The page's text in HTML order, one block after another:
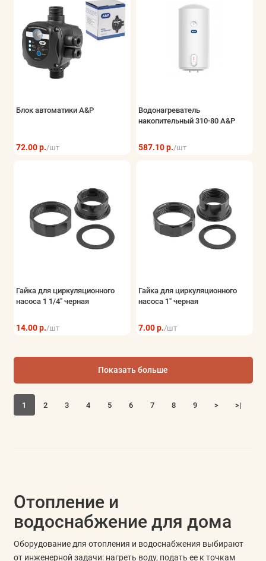
Блок автоматики A&P
72.00 р./шт
Водонагреватель
накопительный 310-80 A&P
587.10 р./шт
Гайка для циркуляционного
насоса 1 1/4" черная
14.00 р./шт
Гайка для циркуляционного
насоса 1" черная
7.00 р./шт
1 2 3 4 5 6 7 8 9 > >|
Показать больше
Отопление и
водоснабжение для дома
Оборудование для отопления и водоснабжения выбирают
от инженерной задачи: нагреть воду, подать ее к точкам